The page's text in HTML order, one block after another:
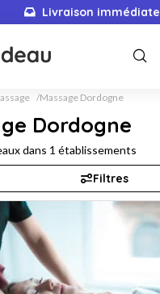
Livraison immédiate
Massage Dordogne
Dordogne
dans 1 établissements
Filtres